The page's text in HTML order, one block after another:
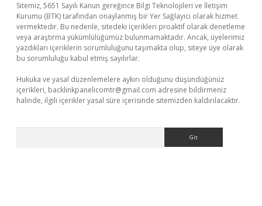
Sitemiz, 5651 Sayılı Kanun gereğince Bilgi Teknolojileri ve İletişim
Kurumu (BTK) tarafından onaylanmış bir Yer Sağlayıcı olarak hizmet
vermektedir. Bu nedenle, sitedeki içerikleri proaktif olarak denetleme
veya araştırma yükümlülüğümüz bulunmamaktadır. Ancak, üyelerimiz
yazdıkları içeriklerin sorumluluğunu taşımakta olup, siteye üye olarak
bu sorumluluğu kabul etmiş sayılırlar.
Hukuka ve yasal düzenlemelere aykırı olduğunu düşündüğünüz
içerikleri, backlinkpanelicomtr@gmail.com adresine bildirmeniz
halinde, ilgili içerikler yasal süre içerisinde sitemizden kaldırılacaktır.